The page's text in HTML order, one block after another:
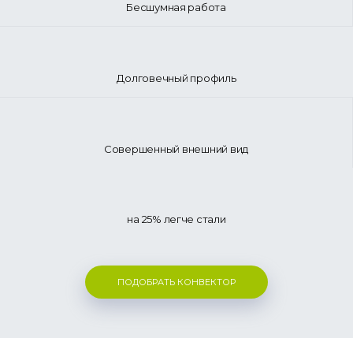
Бесшумная работа
Долговечный профиль
Совершенный внешний вид
на 25% легче стали
ПОДОБРАТЬ КОНВЕКТОР